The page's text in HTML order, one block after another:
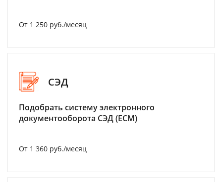
От 1 250 руб./месяц
СЭД
Подобрать систему электронного
документооборота СЭД (ECM)
От 1 360 руб./месяц